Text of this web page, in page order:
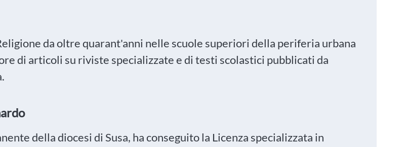
da oltre quarant'anni nelle scuole superiori della periferia urbana
di articoli su riviste specializzate e di testi scolastici pubblicati da
della diocesi di Susa, ha conseguito la Licenza specializzata in